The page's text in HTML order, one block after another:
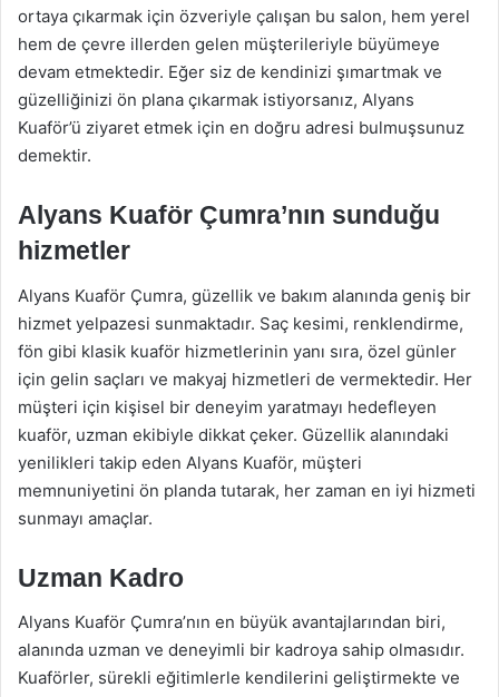
ortaya çıkarmak için özveriyle çalışan bu salon, hem yerel
hem de çevre illerden gelen müşterileriyle büyümeye
devam etmektedir. Eğer siz de kendinizi şımartmak ve
güzelliğinizi ön plana çıkarmak istiyorsanız, Alyans
Kuaför’ü ziyaret etmek için en doğru adresi bulmuşsunuz
demektir.
Alyans Kuaför Çumra’nın sunduğu
hizmetler
Alyans Kuaför Çumra, güzellik ve bakım alanında geniş bir
hizmet yelpazesi sunmaktadır. Saç kesimi, renklendirme,
fön gibi klasik kuaför hizmetlerinin yanı sıra, özel günler
için gelin saçları ve makyaj hizmetleri de vermektedir. Her
müşteri için kişisel bir deneyim yaratmayı hedefleyen
kuaför, uzman ekibiyle dikkat çeker. Güzellik alanındaki
yenilikleri takip eden Alyans Kuaför, müşteri
memnuniyetini ön planda tutarak, her zaman en iyi hizmeti
sunmayı amaçlar.
Uzman Kadro
Alyans Kuaför Çumra’nın en büyük avantajlarından biri,
alanında uzman ve deneyimli bir kadroya sahip olmasıdır.
Kuaförler, sürekli eğitimlerle kendilerini geliştirmekte ve